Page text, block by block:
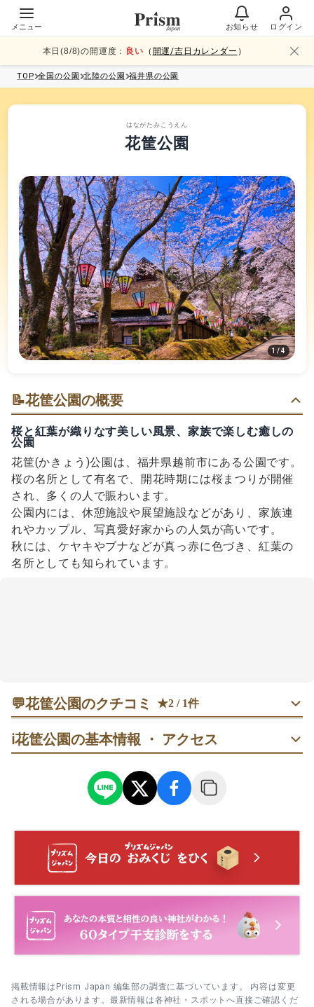
メニュー お知らせ ログイン
本日(8/8)の開運度： 良い （ 開運/吉日カレンダー ）
TOP 全国の公園 北陸の公園 福井県の公園
はながたみこうえん
花筐公園
1/4
📝花筐公園の概要
桜と紅葉が織りなす美しい風景、家族で楽しむ癒しの
公園
花筐(かきょう)公園は、福井県越前市にある公園です。
桜の名所として有名で、開花時期には桜まつりが開催
され、多くの人で賑わいます。
公園内には、休憩施設や展望施設などがあり、家族連
れやカップル、写真愛好家からの人気が高いです。
秋には、ケヤキやブナなどが真っ赤に色づき、紅葉の
名所としても知られています。
💬花筐公園のクチコミ ★2 / 1件
ℹ️花筐公園の基本情報 ・ アクセス
掲載情報はPrism Japan 編集部の調査に基づいています。 内容は変更
される場合があります。最新情報は各神社・スポットへ直接ご確認くだ